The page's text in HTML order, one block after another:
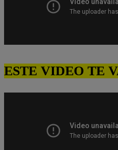
ESTE VIDEO TE